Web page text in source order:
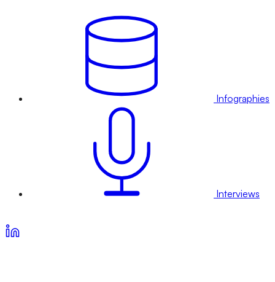
Infographies
Interviews